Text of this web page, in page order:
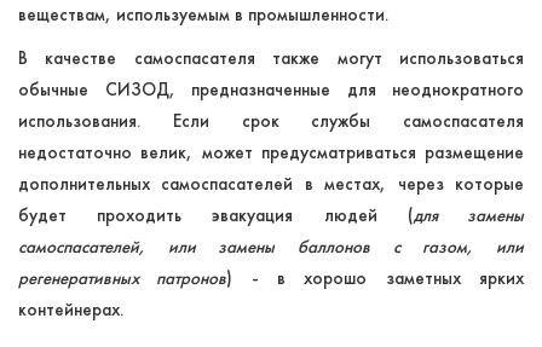
веществам, используемым в промышленности.
В качестве самоспасателя также могут использоваться
обычные СИЗОД, предназначенные для неоднократного
использования. Если срок службы самоспасателя
недостаточно велик, может предусматриваться размещение
дополнительных самоспасателей в местах, через которые
будет проходить эвакуация людей (для замены
самоспасателей, или замены баллонов с газом, или
регенеративных патронов) - в хорошо заметных ярких
контейнерах.